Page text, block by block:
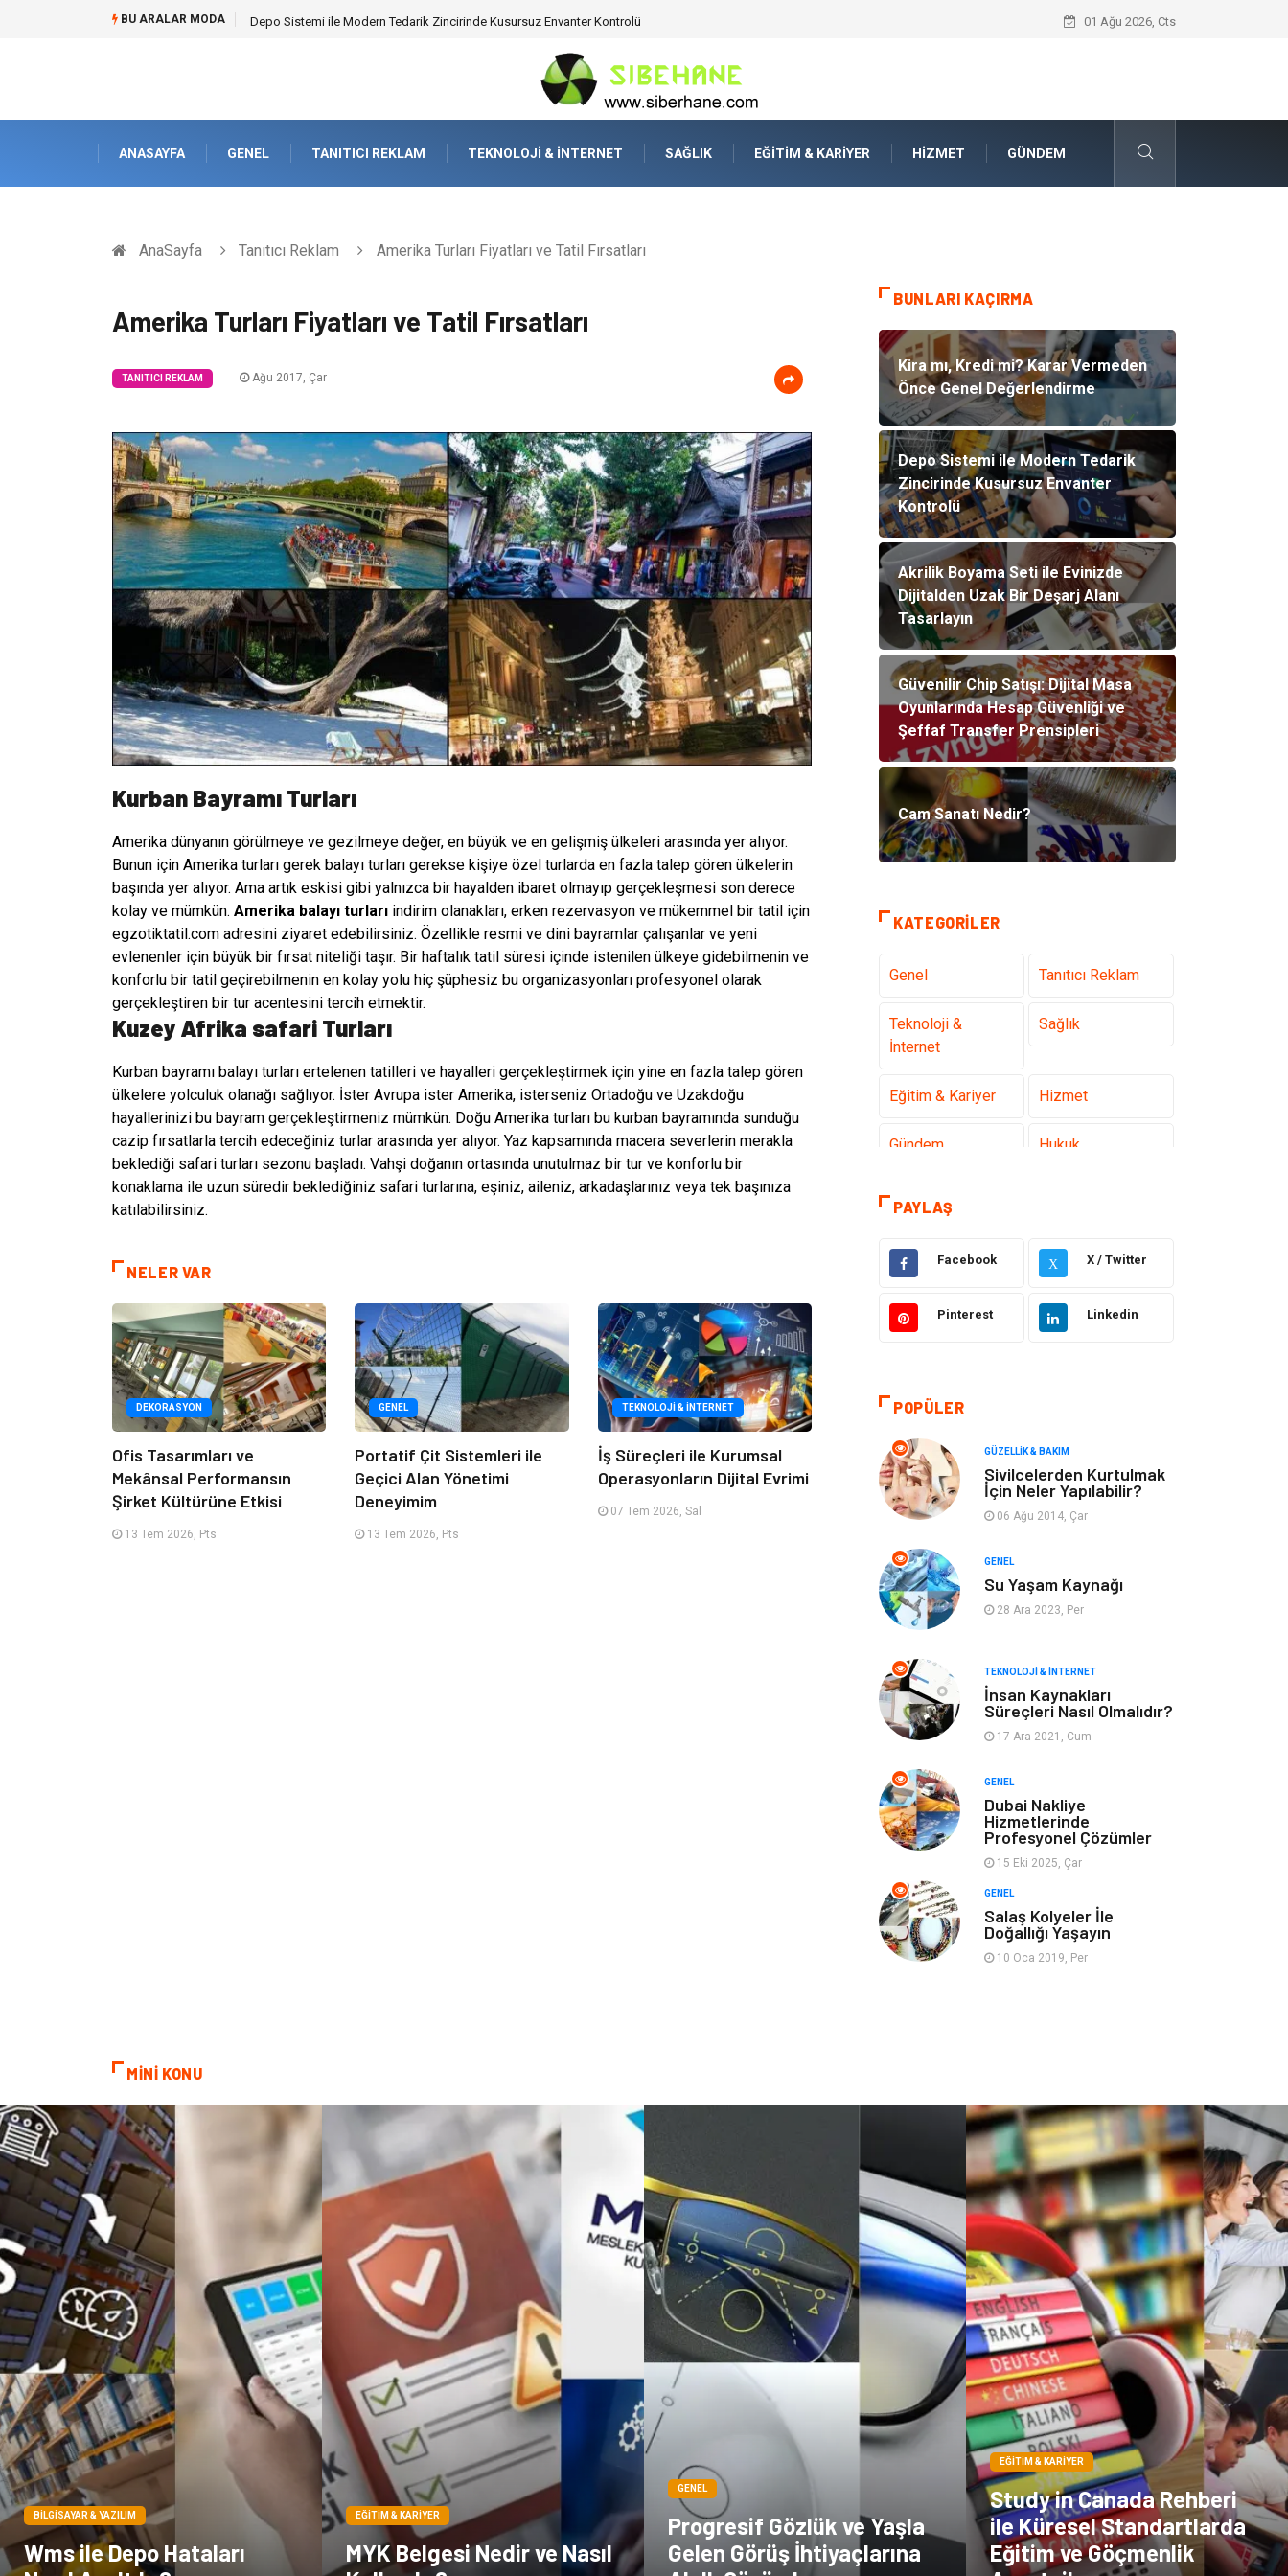
BU ARALAR MODA Depo Sistemi ile Modern Tedarik Zincirinde Kusursuz Envanter Kontrolü Akrilik Boyama Seti ile Evinizde
01 Ağu 2026, Cts
ANASAYFA GENEL TANITICI REKLAM TEKNOLOJI & İNTERNET SAĞLIK EĞITIM & KARIYER HIZMET GÜNDEM
AnaSayfa Tanıtıcı Reklam Amerika Turları Fiyatları ve Tatil Fırsatları
Amerika Turları Fiyatları ve Tatil Fırsatları
TANITICI REKLAM Ağu 2017, Çar
Kurban Bayramı Turları
Amerika dünyanın görülmeye ve gezilmeye değer, en büyük ve en gelişmiş ülkeleri arasında yer alıyor.
Bunun için Amerika turları gerek balayı turları gerekse kişiye özel turlarda en fazla talep gören ülkelerin
başında yer alıyor. Ama artık eskisi gibi yalnızca bir hayalden ibaret olmayıp gerçekleşmesi son derece
kolay ve mümkün. Amerika balayı turları indirim olanakları, erken rezervasyon ve mükemmel bir tatil için
egzotiktatil.com adresini ziyaret edebilirsiniz. Özellikle resmi ve dini bayramlar çalışanlar ve yeni
evlenenler için büyük bir fırsat niteliği taşır. Bir haftalık tatil süresi içinde istenilen ülkeye gidebilmenin ve
konforlu bir tatil geçirebilmenin en kolay yolu hiç şüphesiz bu organizasyonları profesyonel olarak
gerçekleştiren bir tur acentesini tercih etmektir.
Kuzey Afrika safari Turları
Kurban bayramı balayı turları ertelenen tatilleri ve hayalleri gerçekleştirmek için yine en fazla talep gören
ülkelere yolculuk olanağı sağlıyor. İster Avrupa ister Amerika, isterseniz Ortadoğu ve Uzakdoğu
hayallerinizi bu bayram gerçekleştirmeniz mümkün. Doğu Amerika turları bu kurban bayramında sunduğu
cazip fırsatlarla tercih edeceğiniz turlar arasında yer alıyor. Yaz kapsamında macera severlerin merakla
beklediği safari turları sezonu başladı. Vahşi doğanın ortasında unutulmaz bir tur ve konforlu bir
konaklama ile uzun süredir beklediğiniz safari turlarına, eşiniz, aileniz, arkadaşlarınız veya tek başınıza
katılabilirsiniz.
NELER VAR
DEKORASYON
Ofis Tasarımları ve
Mekânsal Performansın
Şirket Kültürüne Etkisi
13 Tem 2026, Pts
GENEL
Portatif Çit Sistemleri ile
Geçici Alan Yönetimi
Deneyimim
13 Tem 2026, Pts
TEKNOLOJI & İNTERNET
İş Süreçleri ile Kurumsal
Operasyonların Dijital Evrimi
07 Tem 2026, Sal
BUNLARI KAÇIRMA
Kira mı, Kredi mi? Karar Vermeden
Önce Genel Değerlendirme
Depo Sistemi ile Modern Tedarik
Zincirinde Kusursuz Envanter
Kontrolü
Akrilik Boyama Seti ile Evinizde
Dijitalden Uzak Bir Deşarj Alanı
Tasarlayın
Güvenilir Chip Satışı: Dijital Masa
Oyunlarında Hesap Güvenliği ve
Şeffaf Transfer Prensipleri
Cam Sanatı Nedir?
KATEGORILER
Genel Tanıtıcı Reklam
Teknoloji &
İnternet
Sağlık
Eğitim & Kariyer Hizmet
Gündem Hukuk
Moda
Yazılım
Giyim
Yeme & İçme Gıda
Keyif & Hobi Organizasyon
Müzik
Gayrimenkul Spor
Finans& Ekonomi
Genel Kültür Emlak
Mobilya göz sağlığı
Astroloji Sigorta
Cam
Bebek Giyim Veteriner
PAYLAŞ
Facebook X X / Twitter
Pinterest Linkedin
POPÜLER
GÜZELLIK & BAKIM
Sivilcelerden Kurtulmak
İçin Neler Yapılabilir?
06 Ağu 2014, Çar
GENEL
Su Yaşam Kaynağı
28 Ara 2023, Per
TEKNOLOJI & İNTERNET
İnsan Kaynakları
Süreçleri Nasıl Olmalıdır?
17 Ara 2021, Cum
GENEL
Dubai Nakliye
Hizmetlerinde
Profesyonel Çözümler
15 Eki 2025, Çar
GENEL
Salaş Kolyeler İle
Doğallığı Yaşayın
10 Oca 2019, Per
MİNİ KONU
BILGISAYAR & YAZILIM
Wms ile Depo Hataları
EĞITIM & KARIYER
MYK Belgesi Nedir ve Nasıl
GENEL
Progresif Gözlük ve Yaşla
Gelen Görüş İhtiyaçlarına
EĞITIM & KARIYER
Study in Canada Rehberi
ile Küresel Standartlarda
Eğitim ve Göçmenlik